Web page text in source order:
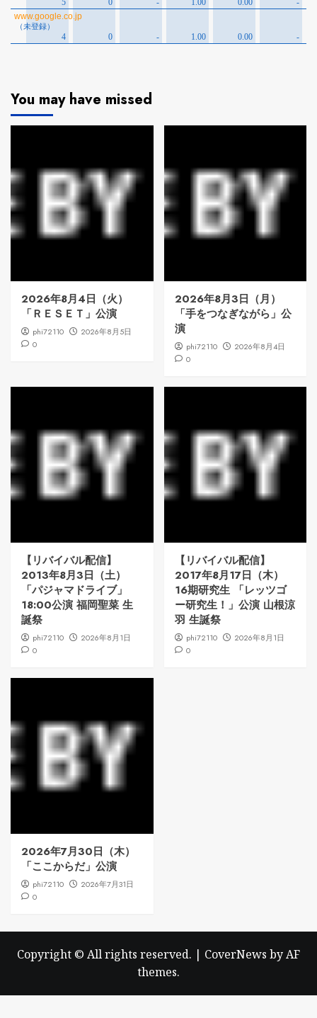
You may have missed
2026年8月4日（火）
「ＲＥＳＥＴ」公演
phi72110
2026年8月5日
0
2026年8月3日（月）
「手をつなぎながら」公
演
phi72110
2026年8月4日
0
【リバイバル配信】
2013年8月3日（土）
「パジャマドライブ」
18:00公演 福岡聖菜 生
誕祭
phi72110
2026年8月1日
0
【リバイバル配信】
2017年8月17日（木）
16期研究生 「レッツゴ
ー研究生！」公演 山根涼
羽 生誕祭
phi72110
2026年8月1日
0
2026年7月30日（木）
「ここからだ」公演
phi72110
2026年7月31日
0
Copyright © All rights reserved. | CoverNews by AF
themes.